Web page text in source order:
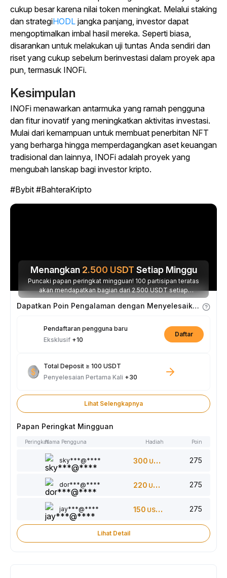
cukup besar karena nilai token meningkat. Melalui staking
dan strategiHODL jangka panjang, investor dapat
mengoptimalkan imbal hasil mereka. Seperti biasa,
disarankan untuk melakukan uji tuntas Anda sendiri dan
riset yang cukup sebelum berinvestasi dalam proyek apa
pun, termasuk INOFi.
Kesimpulan
INOFi menawarkan antarmuka yang ramah pengguna
dan fitur inovatif yang meningkatkan aktivitas investasi.
Mulai dari kemampuan untuk membuat penerbitan NFT
yang berharga hingga memperdagangkan aset keuangan
tradisional dan lainnya, INOFi adalah proyek yang
mengubah lanskap bagi investor kripto.
#Bybit #BahteraKripto
Menangkan 2.500 USDT Setiap Minggu
Puncaki papan peringkat mingguan! 100 partisipan teratas
akan mendapatkan bagian dari 2.500 USDT setiap
minggunya.
Dapatkan Poin Pengalaman dengan Menyelesaikan Tugas
Pendaftaran pengguna baru
Eksklusif +10
Daftar
Total Deposit ≥ 100 USDT
Penyelesaian Pertama Kali +30
Lihat Selengkapnya
Papan Peringkat Mingguan
PeringkatNama Pengguna Hadiah Poin
sky***@**** 300 USDT 275
dor***@**** 220 USDT 275
jay***@**** 150 USDT 275
Lihat Detail